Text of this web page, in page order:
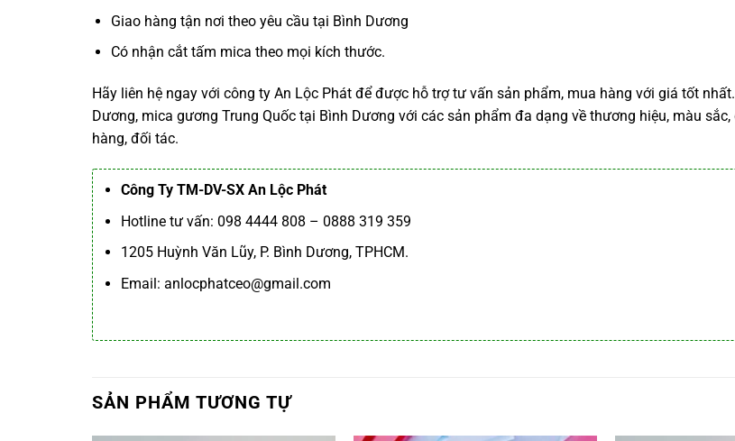
Giao hàng tận nơi theo yêu cầu tại Bình Dương
Có nhận cắt tấm mica theo mọi kích thước.
Hãy liên hệ ngay với công ty An Lộc Phát để được hỗ trợ tư vấn sản phẩm, mua hàng với giá tốt
Dương, mica gương Trung Quốc tại Bình Dương với các sản phẩm đa dạng về thương hiệu, màu
hàng, đối tác.
Công Ty TM-DV-SX An Lộc Phát
Hotline tư vấn: 098 4444 808 – 0888 319 359
1205 Huỳnh Văn Lũy, P. Bình Dương, TPHCM.
Email: anlocphatceo@gmail.com
SẢN PHẨM TƯƠNG TỰ